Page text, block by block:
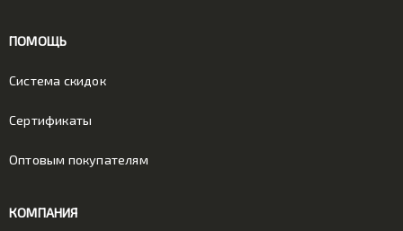
ПОМОЩЬ
Система скидок
Сертификаты
Оптовым покупателям
КОМПАНИЯ